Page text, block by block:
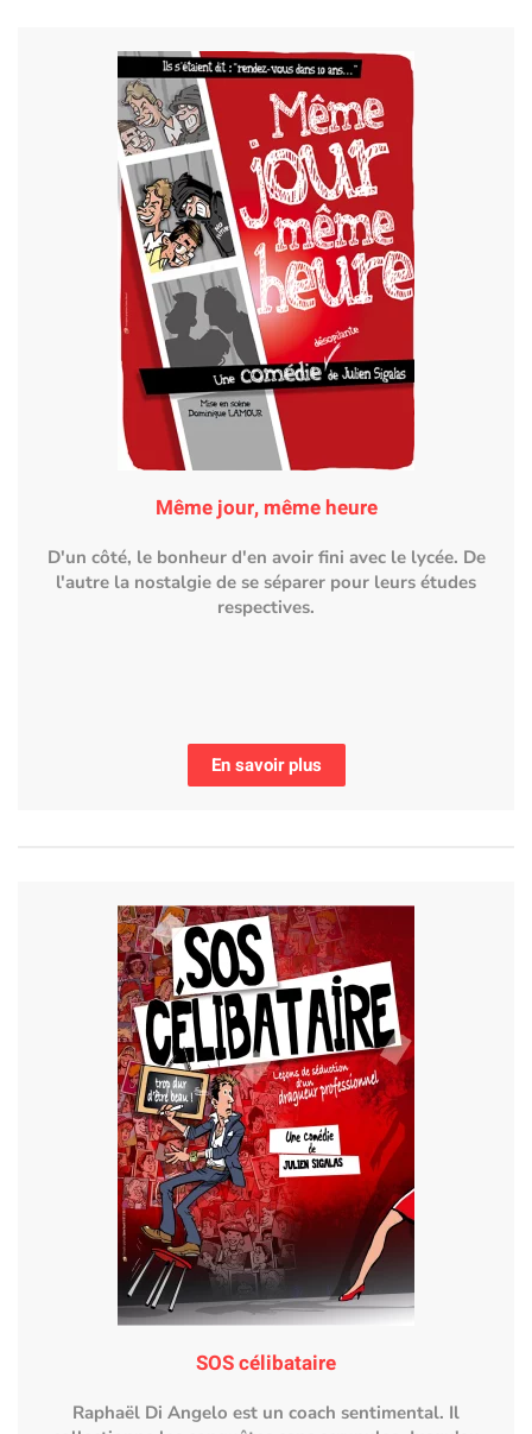
Même jour, même heure
D'un côté, le bonheur d'en avoir fini avec le lycée. De
l'autre la nostalgie de se séparer pour leurs études
respectives.
En savoir plus
SOS célibataire
Raphaël Di Angelo est un coach sentimental. Il